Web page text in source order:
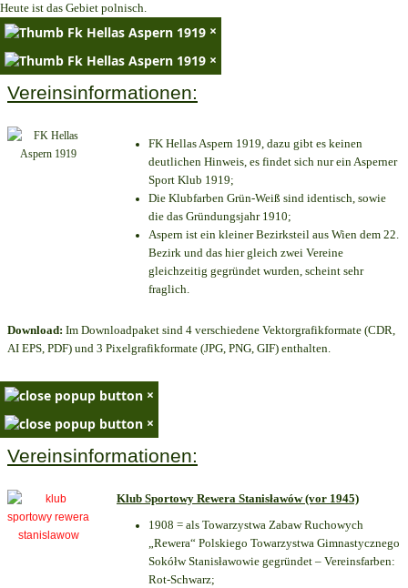
Heute ist das Gebiet polnisch.
×
×
Vereinsinformationen:
FK Hellas Aspern 1919, dazu gibt es keinen
deutlichen Hinweis, es findet sich nur ein Asperner
Sport Klub 1919;
Die Klubfarben Grün-Weiß sind identisch, sowie
die das Gründungsjahr 1910;
Aspern ist ein kleiner Bezirksteil aus Wien dem 22.
Bezirk und das hier gleich zwei Vereine
gleichzeitig gegründet wurden, scheint sehr
fraglich.
Download: Im Downloadpaket sind 4 verschiedene Vektorgrafikformate (CDR,
AI EPS, PDF) und 3 Pixelgrafikformate (JPG, PNG, GIF) enthalten.
×
×
Vereinsinformationen:
Klub Sportowy Rewera Stanisławów (vor 1945)
1908 = als Towarzystwa Zabaw Ruchowych
„Rewera“ Polskiego Towarzystwa Gimnastycznego
Sokółw Stanisławowie gegründet – Vereinsfarben:
Rot-Schwarz;